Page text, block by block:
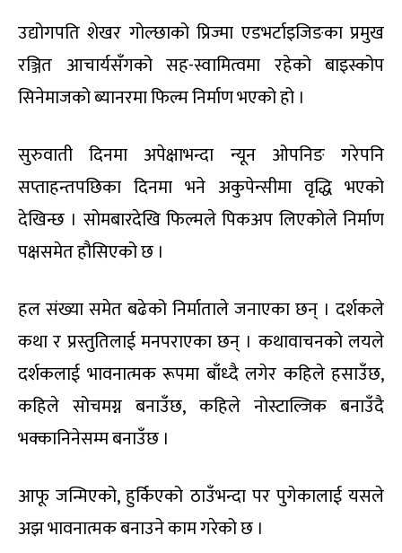
उद्योगपति शेखर गोल्छाको प्रिज्मा एडभर्टाइजिङका प्रमुख
रञ्जित आचार्यसँगको सह-स्वामित्वमा रहेको बाइस्कोप
सिनेमाजको ब्यानरमा फिल्म निर्माण भएको हो ।
सुरुवाती दिनमा अपेक्षाभन्दा न्यून ओपनिङ गरेपनि
सप्ताहन्तपछिका दिनमा भने अकुपेन्सीमा वृद्धि भएको
देखिन्छ । सोमबारदेखि फिल्मले पिकअप लिएकोले निर्माण
पक्षसमेत हौसिएको छ ।
हल संख्या समेत बढेको निर्माताले जनाएका छन् । दर्शकले
कथा र प्रस्तुतिलाई मनपराएका छन् । कथावाचनको लयले
दर्शकलाई भावनात्मक रूपमा बाँध्दै लगेर कहिले हसाउँछ,
कहिले सोचमग्न बनाउँछ, कहिले नोस्टाल्जिक बनाउँदै
भक्कानिनेसम्म बनाउँछ ।
आफू जन्मिएको, हुर्किएको ठाउँभन्दा पर पुगेकालाई यसले
अझ भावनात्मक बनाउने काम गरेको छ ।